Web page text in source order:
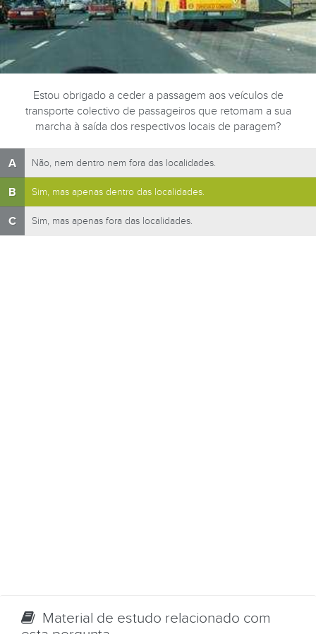
Estou obrigado a ceder a passagem aos veículos de
transporte colectivo de passageiros que retomam a sua
marcha à saída dos respectivos locais de paragem?
A Não, nem dentro nem fora das localidades.
B Sim, mas apenas dentro das localidades.
C Sim, mas apenas fora das localidades.
Material de estudo relacionado com